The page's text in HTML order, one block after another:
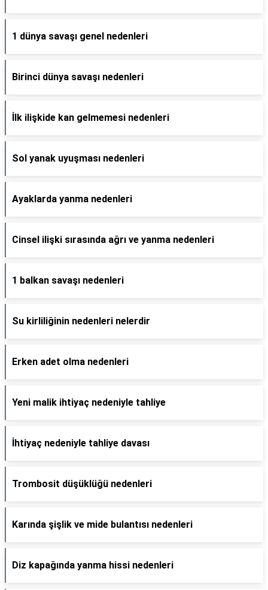
1 dünya savaşı genel nedenleri
Birinci dünya savaşı nedenleri
İlk ilişkide kan gelmemesi nedenleri
Sol yanak uyuşması nedenleri
Ayaklarda yanma nedenleri
Cinsel ilişki sırasında ağrı ve yanma nedenleri
1 balkan savaşı nedenleri
Su kirliliğinin nedenleri nelerdir
Erken adet olma nedenleri
Yeni malik ihtiyaç nedeniyle tahliye
İhtiyaç nedeniyle tahliye davası
Trombosit düşüklüğü nedenleri
Karında şişlik ve mide bulantısı nedenleri
Diz kapağında yanma hissi nedenleri